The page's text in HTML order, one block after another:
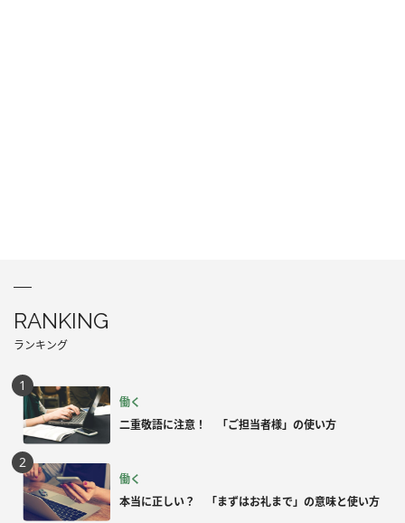
RANKING
ランキング
働く
二重敬語に注意！ 「ご担当者様」の使い方
働く
本当に正しい？ 「まずはお礼まで」の意味と使い方